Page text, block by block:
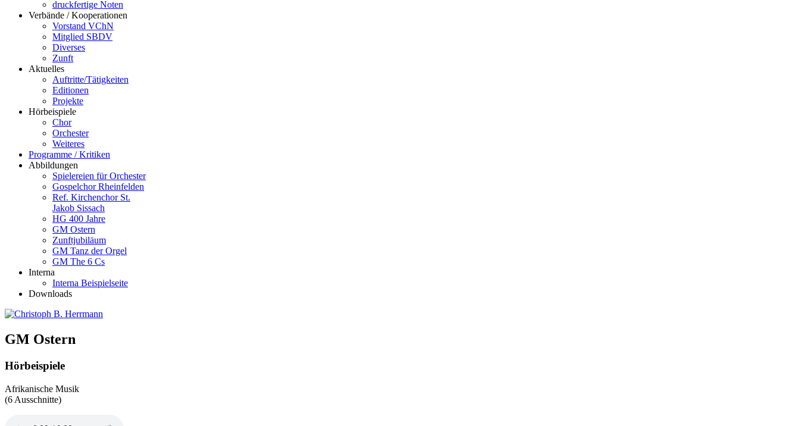
druckfertige Noten
Verbände / Kooperationen
Vorstand VChN
Mitglied SBDV
Diverses
Zunft
Aktuelles
Auftritte/Tätigkeiten
Editionen
Projekte
Hörbeispiele
Chor
Orchester
Weiteres
Programme / Kritiken
Abbildungen
Spielereien für Orchester
Gospelchor Rheinfelden
Ref. Kirchenchor St.
Jakob Sissach
HG 400 Jahre
GM Ostern
Zunftjubiläum
GM Tanz der Orgel
GM The 6 Cs
Interna
Interna Beispielseite
Downloads
GM Ostern
Hörbeispiele
Afrikanische Musik
(6 Ausschnitte)